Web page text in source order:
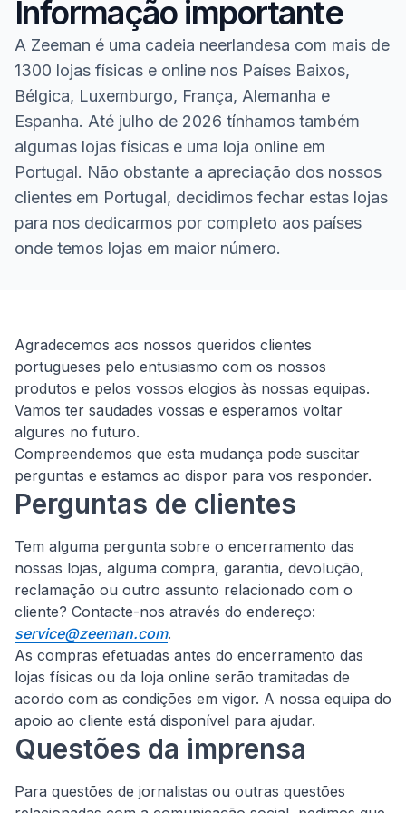
Informação importante
A Zeeman é uma cadeia neerlandesa com mais de
1300 lojas físicas e online nos Países Baixos,
Bélgica, Luxemburgo, França, Alemanha e
Espanha. Até julho de 2026 tínhamos também
algumas lojas físicas e uma loja online em
Portugal. Não obstante a apreciação dos nossos
clientes em Portugal, decidimos fechar estas lojas
para nos dedicarmos por completo aos países
onde temos lojas em maior número.
Homepage
Agradecemos aos nossos queridos clientes
portugueses pelo entusiasmo com os nossos
produtos e pelos vossos elogios às nossas equipas.
Vamos ter saudades vossas e esperamos voltar
algures no futuro.
Compreendemos que esta mudança pode suscitar
perguntas e estamos ao dispor para vos responder.
Perguntas de clientes
Tem alguma pergunta sobre o encerramento das
nossas lojas, alguma compra, garantia, devolução,
reclamação ou outro assunto relacionado com o
cliente? Contacte-nos através do endereço:
service@zeeman.com.
As compras efetuadas antes do encerramento das
lojas físicas ou da loja online serão tramitadas de
acordo com as condições em vigor. A nossa equipa do
apoio ao cliente está disponível para ajudar.
Questões da imprensa
Para questões de jornalistas ou outras questões